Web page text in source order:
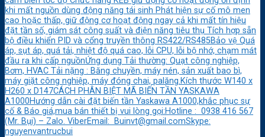
khi mất nguồn dùng động năng tái sinh Phát hiện sự cố mô men
cao hoặc thấp, giữ động cơ hoạt động ngay cả khi mất tín hiệu
đặt tần số, giám sát công suất và điện năng tiêu thụ Tích hợp sẵn
bộ điều khiển PID và cổng truyền thông RS422/RS485Bảo vệ Quá
áp, sụt áp, quá tải, nhiệt độ quá cao, lỗi CPU, lỗi bộ nhớ, chạm mát
đầu ra khi cấp nguồnỨng dụng Tải thường: Quạt công nghiệp,
Bơm, HVAC Tải nặng : Băng chuyền, máy nén, sản xuất bao bì,
máy giặt công nghiệp, máy đóng chai, palăng.Kích thước W140 x
H260 x D147CÁCH PHÂN BIỆT MÃ BIẾN TẦN YASKAWA
A1000Hướng dẫn cài đặt biến tần Yaskawa A1000,khắc phục sự
cố & Báo giá,mua bán thiết bị vui lòng gọi:Hotline : 0938 416 567
(Mr. Bụi) – Zalo. ViberEmail: Buinvt@gmail.comSkype:
nguyenvantrucbui